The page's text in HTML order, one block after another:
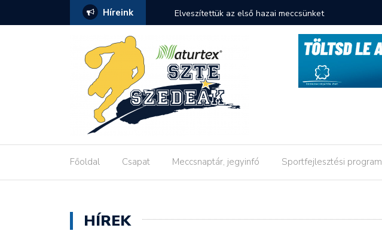
Híreink Elveszítettük az első hazai meccsünket
Főoldal Csapat Meccsnaptár, jegyinfó Sportfejlesztési program
HÍREK